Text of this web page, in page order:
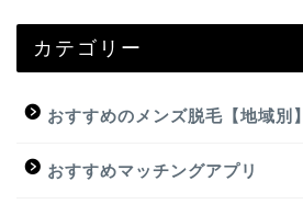
カテゴリー
おすすめのメンズ脱毛【地域別】
おすすめマッチングアプリ